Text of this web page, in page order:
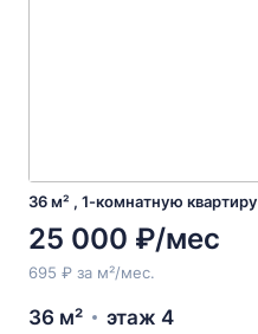
36 м² , 1-комнатную квартиру
25 000 ₽/мес
695 ₽ за м²/мес.
36 м² этаж 4